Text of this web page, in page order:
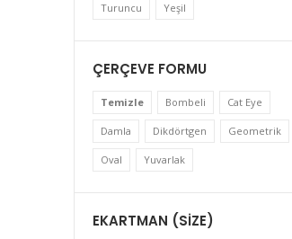
Turuncu Yeşil
ÇERÇEVE FORMU
Temizle Bombeli Cat Eye
Damla Dikdörtgen Geometrik
Oval Yuvarlak
EKARTMAN (SIZE)